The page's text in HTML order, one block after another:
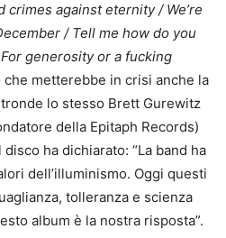
crimes against eternity / We’re
/ Tell me how do you
generosity or a fucking
che metterebbe in crisi anche la
lo stesso Brett Gurewitz
della Epitaph Records)
ha dichiarato: “La band ha
dell’illuminismo. Oggi questi
tolleranza e scienza
album è la nostra risposta”.